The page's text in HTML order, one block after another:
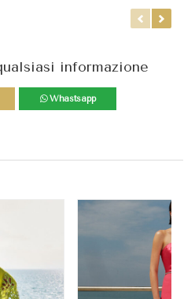
informazione
Whastsapp